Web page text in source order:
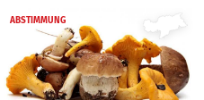
ABSTIMMUNG